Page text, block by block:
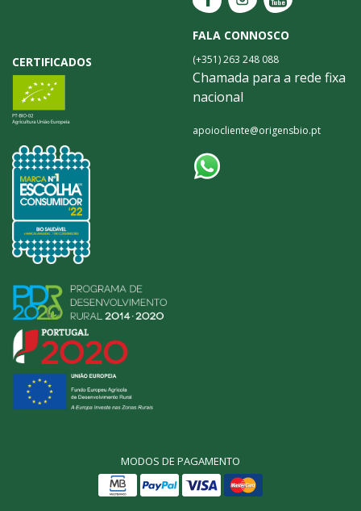
FALA CONNOSCO
(+351) 263 248 088
Chamada para a rede fixa
nacional
apoiocliente@origensbio.pt
CERTIFICADOS
MODOS DE PAGAMENTO